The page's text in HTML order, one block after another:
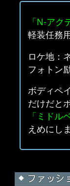
「N-アク
軽装任務
ロケ地：
フォトン
ボディペ
だけだと
「ミドル
えめにし